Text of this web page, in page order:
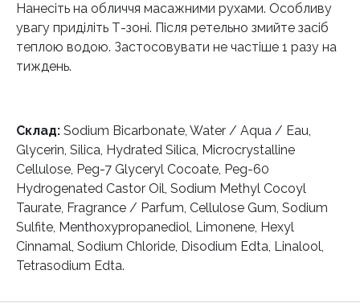
Нанесіть на обличчя масажними рухами. Особливу
увагу приділіть Т-зоні. Після ретельно змийте засіб
теплою водою. Застосовувати не частіше 1 разу на
тиждень.
Склад: Sodium Bicarbonate, Water / Aqua / Eau,
Glycerin, Silica, Hydrated Silica, Microcrystalline
Cellulose, Peg-7 Glyceryl Cocoate, Peg-60
Hydrogenated Castor Oil, Sodium Methyl Cocoyl
Taurate, Fragrance / Parfum, Cellulose Gum, Sodium
Sulfite, Menthoxypropanediol, Limonene, Hexyl
Cinnamal, Sodium Chloride, Disodium Edta, Linalool,
Tetrasodium Edta.